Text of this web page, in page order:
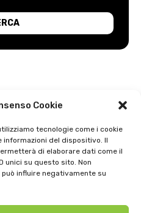
Cookie
tecnologie come i cookie
informazioni del dispositivo. Il
di elaborare dati come il
unici su questo sito. Non
influire negativamente su
“L’orda” di Luigi Bardelli 2002
1991